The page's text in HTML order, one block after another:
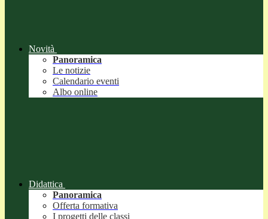
Novità
Panoramica
Le notizie
Calendario eventi
Albo online
Didattica
Panoramica
Offerta formativa
I progetti delle classi